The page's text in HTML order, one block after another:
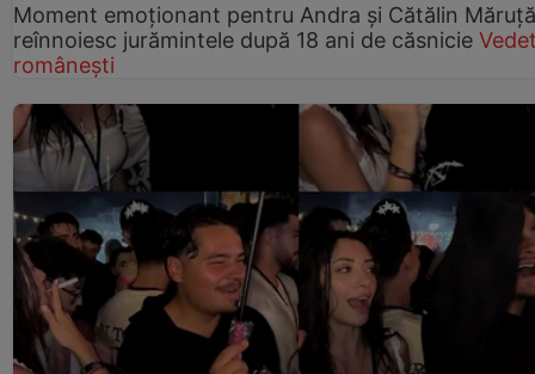
Moment emoționant pentru Andra și Cătălin
reînnoiesc jurămintele după 18 ani de căsnicie
românești